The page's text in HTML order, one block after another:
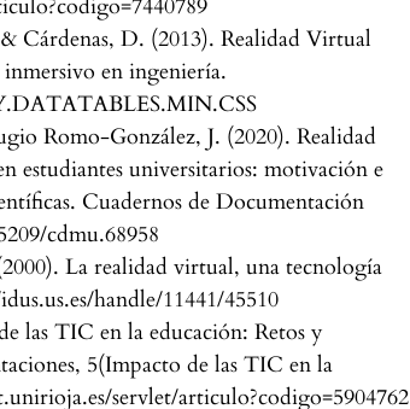
Cárdenas, D. (2013). Realidad Virtual
en ingeniería.
Romo-González, J. (2020). Realidad
estudiantes universitarios: motivación e
Cuadernos de Documentación
cdmu.68958
La realidad virtual, una tecnología
handle/11441/45510
las TIC en la educación: Retos y
5(Impacto de las TIC en la
servlet/articulo?codigo=5904762